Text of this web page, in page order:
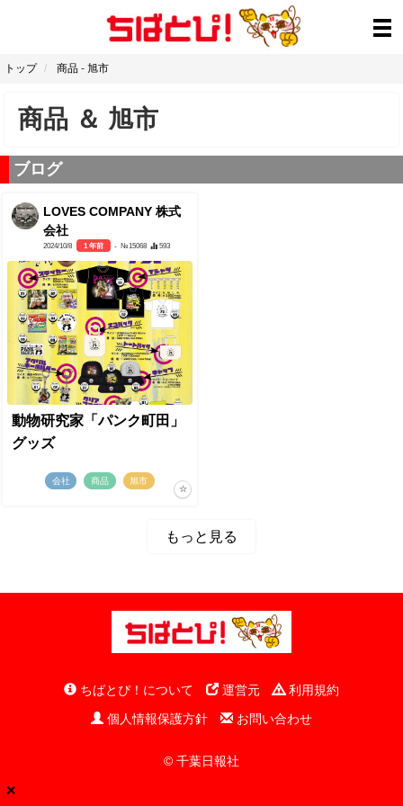
トップ 商品 - 旭市
商品 ＆ 旭市
ブログ
LOVES COMPANY 株式
会社
2024/10/8 1 年前 - №15068 593
動物研究家「パンク町田」
グッズ
会社 商品 旭市
もっと見る
ちばとぴ！について 運営元
利用規約
個人情報保護方針
お問い合わせ
© 千葉日報社
×